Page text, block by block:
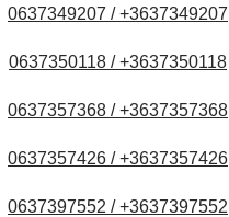
0637349207 / +3637349207
0637350118 / +3637350118
0637357368 / +3637357368
0637357426 / +3637357426
0637397552 / +3637397552